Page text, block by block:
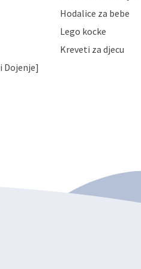
Hodalice za bebe
Lego kocke
Kreveti za djecu
Dojenje]